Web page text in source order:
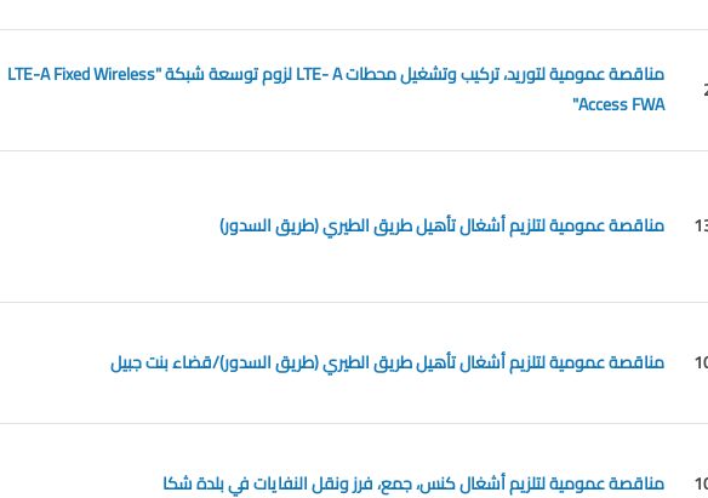
مناقصة عمومية لتوريد، تركيب وتشغيل محطات LTE- A لزوم توسعة شبكة "LTE-A Fixed Wireless
Access FWA"
مناقصة عمومية لتلزيم أشغال تأهيل طريق الطيري (طريق السدور)
مناقصة عمومية لتلزيم أشغال تأهيل طريق الطيري (طريق السدور)/قضاء بنت جبيل
مناقصة عمومية لتلزيم أشغال كنس، جمع، فرز ونقل النفايات في بلدة شكا